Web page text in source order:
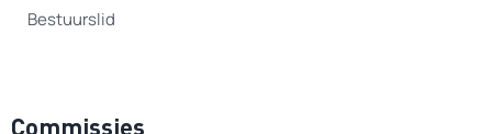
Bestuurslid
Commissies